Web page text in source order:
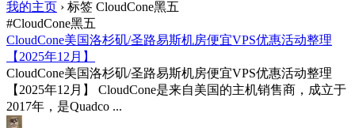
我的主页 › 标签 CloudCone黑五
#CloudCone黑五
CloudCone美国洛杉矶/圣路易斯机房便宜VPS优惠活动整理
【2025年12月】
CloudCone美国洛杉矶/圣路易斯机房便宜VPS优惠活动整理
【2025年12月】 CloudCone是来自美国的主机销售商，成立于
2017年，是Quadco ...